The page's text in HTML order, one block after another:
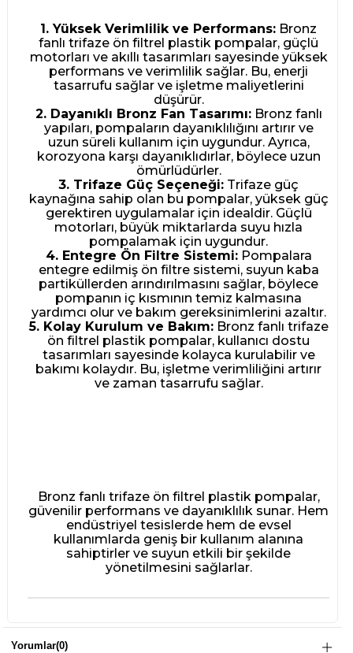
1. Yüksek Verimlilik ve Performans: Bronz
fanlı trifaze ön filtrel plastik pompalar, güçlü
motorları ve akıllı tasarımları sayesinde yüksek
performans ve verimlilik sağlar. Bu, enerji
tasarrufu sağlar ve işletme maliyetlerini
düşürür.
2. Dayanıklı Bronz Fan Tasarımı:Bronz fanlı
yapıları, pompaların dayanıklılığını artırır ve
uzun süreli kullanım için uygundur. Ayrıca,
korozyona karşı dayanıklıdırlar, böylece uzun
ömürlüdürler.
3. Trifaze Güç Seçeneği: Trifaze güç
kaynağına sahip olan bu pompalar, yüksek güç
gerektiren uygulamalar için idealdir. Güçlü
motorları, büyük miktarlarda suyu hızla
pompalamak için uygundur.
4. Entegre Ön Filtre Sistemi:Pompalara
entegre edilmiş ön filtre sistemi, suyun kaba
partiküllerden arındırılmasını sağlar, böylece
pompanın iç kısmının temiz kalmasına
yardımcı olur ve bakım gereksinimlerini azaltır.
5. Kolay Kurulum ve Bakım:Bronz fanlı trifaze
ön filtrel plastik pompalar, kullanıcı dostu
tasarımları sayesinde kolayca kurulabilir ve
bakımı kolaydır. Bu, işletme verimliliğini artırır
ve zaman tasarrufu sağlar.
Bronz fanlı trifaze ön filtrel plastik pompalar,
güvenilir performans ve dayanıklılık sunar. Hem
endüstriyel tesislerde hem de evsel
kullanımlarda geniş bir kullanım alanına
sahiptirler ve suyun etkili bir şekilde
yönetilmesini sağlarlar.
Yorumlar(0)